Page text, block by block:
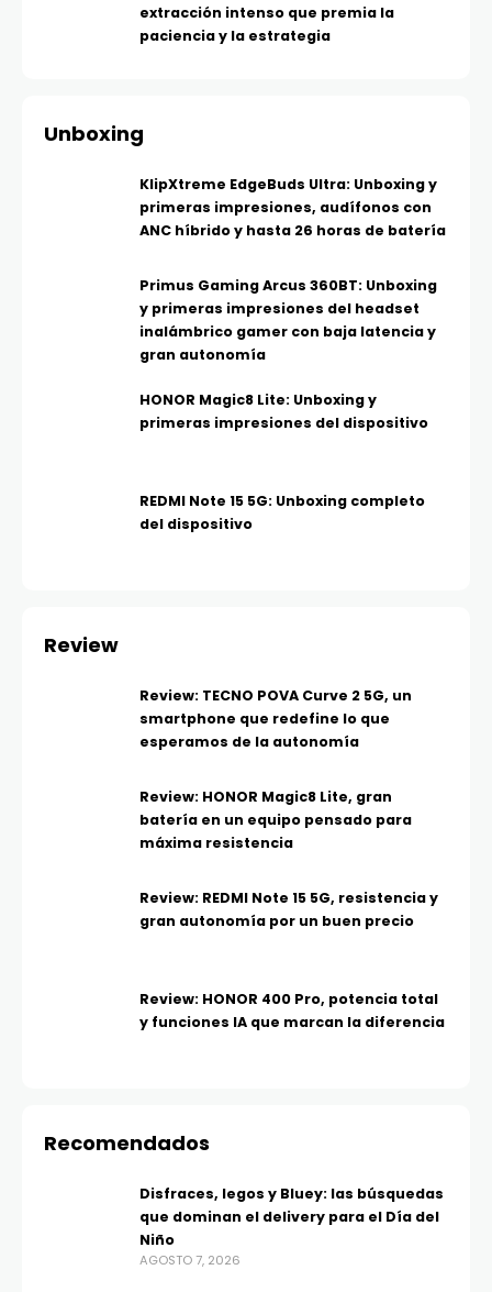
extracción intenso que premia la
paciencia y la estrategia
Unboxing
KlipXtreme EdgeBuds Ultra: Unboxing y
primeras impresiones, audífonos con
ANC híbrido y hasta 26 horas de batería
Primus Gaming Arcus 360BT: Unboxing
y primeras impresiones del headset
inalámbrico gamer con baja latencia y
gran autonomía
HONOR Magic8 Lite: Unboxing y
primeras impresiones del dispositivo
REDMI Note 15 5G: Unboxing completo
del dispositivo
Review
Review: TECNO POVA Curve 2 5G, un
smartphone que redefine lo que
esperamos de la autonomía
Review: HONOR Magic8 Lite, gran
batería en un equipo pensado para
máxima resistencia
Review: REDMI Note 15 5G, resistencia y
gran autonomía por un buen precio
Review: HONOR 400 Pro, potencia total
y funciones IA que marcan la diferencia
Recomendados
Disfraces, legos y Bluey: las búsquedas
que dominan el delivery para el Día del
Niño
AGOSTO 7, 2026